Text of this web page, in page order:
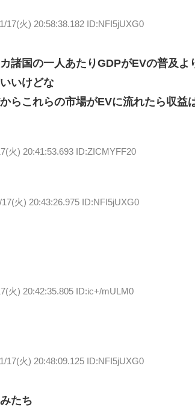
17(火) 20:58:38.182 ID:NFI5jUXG0
諸国の一人あたりGDPがEVの普及よ
いけどな
らこれらの市場がEVに流れたら収益
火) 20:41:53.693 ID:ZICMYFF20
17(火) 20:43:26.975 ID:NFI5jUXG0
火) 20:42:35.805 ID:ic+/mULM0
17(火) 20:48:09.125 ID:NFI5jUXG0
たち